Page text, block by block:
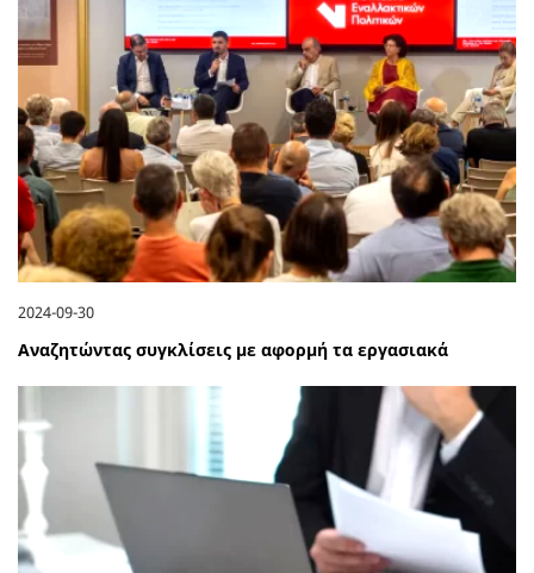
2024-09-30
Αναζητώντας συγκλίσεις με αφορμή τα εργασιακά